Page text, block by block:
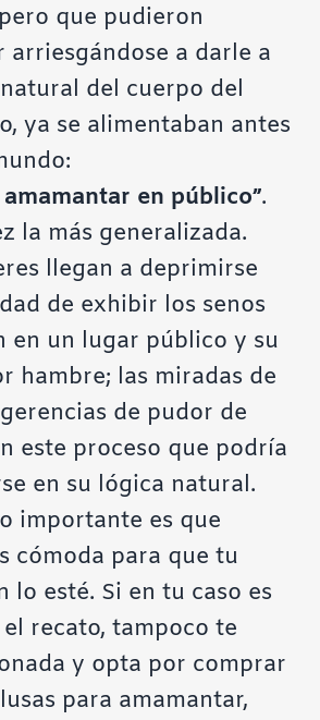
que pudieron
a darle a
del cuerpo del
ya se alimentaban antes
amamantar en público”.
la más generalizada.
llegan a deprimirse
de exhibir los senos
en un lugar público y su
hambre; las miradas de
de pudor de
este proceso que podría
en su lógica natural.
importante es que
cómoda para que tu
lo esté. Si en tu caso es
recato, tampoco te
y opta por comprar
para amamantar,